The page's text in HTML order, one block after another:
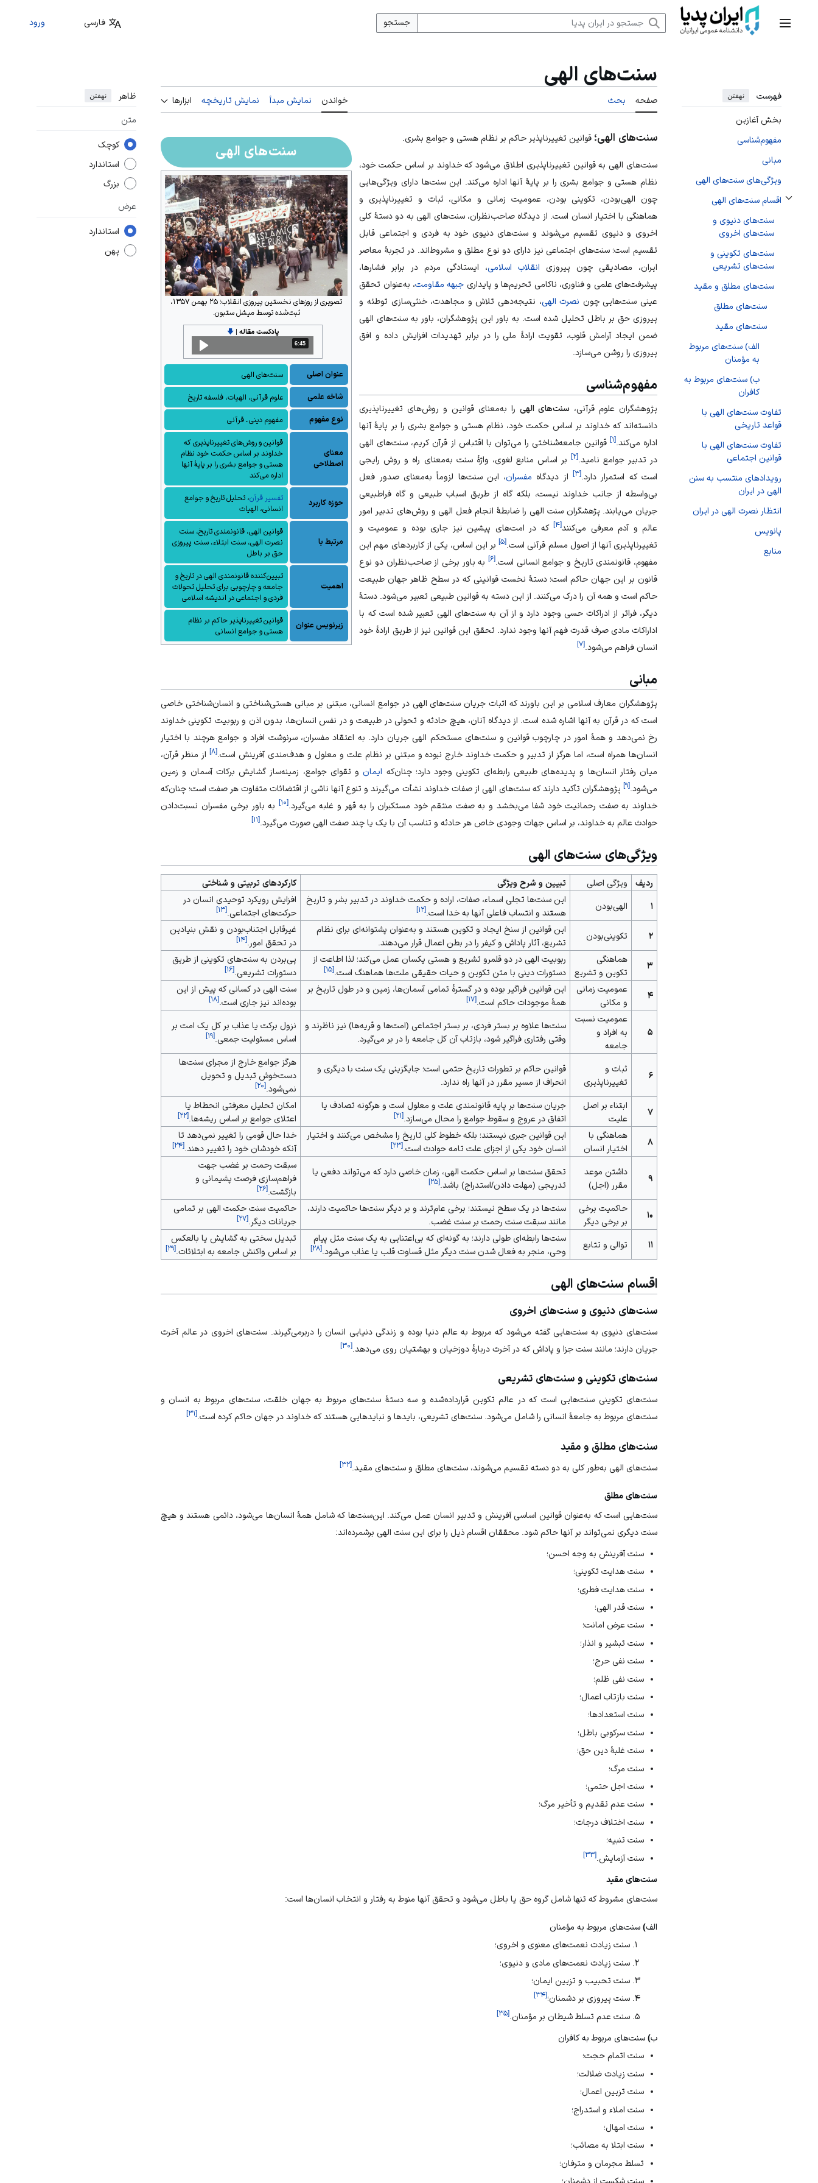
منوی اصلی
جستجو فارسی ورود
فهرست نهفتن
بخش آغازین
مفهوم‌شناسی
مبانی
ویژگی‌های سنت‌های الهی
اقسام سنت‌های الهی
تغییر وضعیت زیربخش‌های اقسام سنت‌های الهی
سنت‌های دنیوی و
سنت‌های اخروی
سنت‌های تکوینی و
سنت‌های تشریعی
سنت‌های مطلق و مقید
سنت‌های مطلق
سنت‌های مقید
الف) سنت‌های مربوط
به مؤمنان
ب) سنت‌های مربوط به
کافران
تفاوت سنت‌های الهی با
قواعد تاریخی
تفاوت سنت‌های الهی با
قوانین اجتماعی
رویدادهای منتسب به سنن
الهی در ایران
انتظار نصرت الهی در ایران
پانویس
منابع
سنت‌های الهی
صفحه بحث خواندن نمایش مبدأ نمایش تاریخچه ابزارها ظاهر نهفتن
متن
کوچک
استاندارد
بزرگ
عرض
استاندارد
پهن
سنت‌های الهی
تصویری از روزهای نخستین پیروزی انقلاب؛ ۲۵ بهمن ۱۳۵۷،
ثبت‌شده توسط میشل ستبون.
پادکست مقاله |
🡇
مدت: 6 دقیقه و 45 ثانیه
6:45
عنوان اصلی سنت‌های الهی
شاخه علمی علوم قرآنی، الهیات، فلسفه تاریخ
نوع مفهوم مفهوم دینی ـ قرآنی
معنای
اصطلاحی
قوانین و روش‌های تغییرناپذیری که
خداوند بر اساس حکمت خود نظام
هستی و جوامع بشری را بر پایهٔ آنها
اداره می‌کند
حوزه کاربرد تفسیر قرآن، تحلیل تاریخ و جوامع
انسانی، الهیات
مرتبط با
قوانین الهی، قانونمندی تاریخ، سنت
نصرت الهی، سنت ابتلاء، سنت پیروزی
حق بر باطل
اهمیت
تبیین‌کننده قانونمندی الهی در تاریخ و
جامعه و چارچوبی برای تحلیل تحولات
فردی و اجتماعی در اندیشه اسلامی
زیرنویس عنوان
قوانین تغییرناپذیر حاکم بر نظام
هستی و جوامع انسانی
سنت‌های الهی؛ قوانین تغییرناپذیر حاکم بر نظام هستی و جوامع بشری.
سنت‌های الهی به قوانین تغییرناپذیری اطلاق می‌شود که خداوند بر اساس حکمت خود،
نظام هستی و جوامع بشری را بر پایهٔ آنها اداره می‌کند. این سنت‌ها دارای ویژگی‌هایی
چون الهی‌بودن، تکوینی بودن، عمومیت زمانی و مکانی، ثبات و تغییرناپذیری و
هماهنگی با اختیار انسان است. از دیدگاه صاحب‌نظران، سنت‌های الهی به دو دستهٔ کلی
اخروی و دنیوی تقسیم می‌شوند و سنت‌های دنیوی خود به فردی و اجتماعی قابل
تقسیم است؛ سنت‌های اجتماعی نیز دارای دو نوع مطلق و مشروط‌اند. در تجربهٔ معاصر
ایران، مصادیقی چون پیروزی انقلاب اسلامی، ایستادگی مردم در برابر فشارها،
پیشرفت‌های علمی و فناوری، ناکامی تحریم‌ها و پایداری جبهه مقاومت، به‌عنوان تحقق
عینی سنت‌هایی چون نصرت الهی، نتیجه‌دهی تلاش و مجاهدت، خنثی‌سازی توطئه و
پیروزی حق بر باطل تحلیل شده است. به باور این پژوهشگران، باور به سنت‌های الهی
ضمن ایجاد آرامش قلوب، تقویت ارادهٔ ملی را در برابر تهدیدات افزایش داده و افق
پیروزی را روشن می‌سازد.
مفهوم‌شناسی
پژوهشگران علوم قرآنی، سنت‌های الهی را به‌معنای قوانین و روش‌های تغییرناپذیری
دانسته‌اند کهخداوند بر اساس حکمتخود، نظام هستی و جوامع بشری را بر پایهٔ آنها
اداره می‌کند.[۱] قوانین جامعه‌شناختی را می‌توان با اقتباس از قرآن کریم، سنت‌های الهی
در تدبیر جوامع نامید.[۲] بر اساس منابع لغوی، واژهٔسنت به‌معنای راه و روش رایجی
است که استمرار دارد.[۳]از دیدگاه مفسران، این سنت‌ها لزوماً به‌معنای صدور فعل
بی‌واسطه از جانب خداوند نیست، بلکه گاه از طریق اسباب طبیعی و گاه فراطبیعی
جریان می‌یابند. پژهشگران سنت الهی را ضابطهٔ انجام فعل الهی و روش‌های تدبیر امور
عالم و آدم معرفی می‌کنند[۴]که در امت‌های پیشین نیز جاری بوده و عمومیت و
تغییرناپذیری آنها از اصول مسلم قرآنی است.[۵]بر این اساس، یکی از کاربردهای مهم این
مفهوم، قانونمندی تاریخ و جوامع انسانی است.[۶] به باور برخی از صاحب‌نظران دو نوع
قانون بر این جهان حاکم است؛ دستهٔ نخست قوانینی که در سطح ظاهر جهان طبیعت
حاکم است و همه آن را درک می‌کنند. از این دسته بهقوانین طبیعی تعبیر می‌شود. دستهٔ
دیگر، فراتر از ادراکات حسی وجود دارد و از آن به سنت‌های الهی تعبیر شده است که با
اداراکات مادی صرف قدرت فهم آنها وجود ندارد. تحقق این قوانین نیز از طریق ارادهٔ خود
انسان فراهم می‌شود.[۷]
مبانی
پژوهشگران معارف اسلامی بر این باورند که اثبات جریان سنت‌های الهی در جوامع انسانی، مبتنی بر مبانی هستی‌شناختی و انسان‌شناختی خاصی
است که درقرآن به آنها اشاره شده است. از دیدگاه آنان، هیچ حادثه و تحولی در طبیعتو در نفس انسان‌ها، بدون اذن و ربوبیت تکوینی خداوند
رخ نمی‌دهد و همهٔ امور در چارچوب قوانین و سنت‌های مستحکم الهی جریان دارد. به اعتقاد مفسران، سرنوشت افراد و جوامع هرچند با اختیار
انسان‌ها همراه است، اما هرگز از تدبیر و حکمت خداوندخارج نبوده و مبتنی بر نظام علت و معلول وهدف‌مندی آفرینش است.[۸] از منظر قرآن،
میان رفتار انسان‌ها و پدیده‌های طبیعی رابطه‌ای تکوینی وجود دارد؛ چنان‌که ایمانو تقوای جوامع، زمینه‌ساز گشایش برکات آسمان و زمین
می‌شود.[۹] پژوهشگران تأکید دارند که سنت‌های الهی از صفات خداوند نشأت می‌گیرند و تنوع آنها ناشی از اقتضائات متفاوت هر صفت است؛ چنان‌که
خداوند به صفت رحمانیت خود شفا می‌بخشد و به صفت منتقم خود مستکبران را به قهر و غلبه می‌گیرد.[۱۰]
به باور برخی مفسران نسبت‌دادن
حوادث عالم به خداوند، بر اساس جهات وجودی خاص هر حادثه و تناسب آن با یک یا چند صفت الهی صورت می‌گیرد.[۱۱]
ویژگی‌های سنت‌های الهی
ردیف ویژگی اصلی تبیین و شرح ویژگی کارکردهای تربیتی و شناختی
۱ الهی‌بودن
این سنت‌ها تجلی اسماء، صفات، اراده و حکمت خداوند در تدبیر بشر و تاریخ
هستند و انتساب فاعلی آنها به خدااست.[۱۲]
افزایش رویکرد توحیدی انسان در
حرکت‌های اجتماعی.[۱۳]
۲ تکوینی‌بودن
این قوانین از سنخ ایجاد و تکوین هستند و به‌عنوان پشتوانه‌ای برای نظام
تشریع، آثار پاداش و کیفر را در بطن اعمال قرار می‌دهند.
غیرقابل اجتناب‌بودن و نقش بنیادین
در تحقق امور.[۱۴]
۳
هماهنگی
تکوین و تشریع
ربوبیت الهی در دو قلمرو تشریع و هستی یکسان عمل می‌کند؛ لذا اطاعت از
دستورات دینی با متن تکوین و حیات حقیقی ملت‌ها هماهنگ است.[۱۵]
پی‌بردن به سنت‌های تکوینی از طریق
دستورات تشریعی.[۱۶]
۴
عمومیت زمانی
و مکانی
این قوانین فراگیر بوده و در گسترهٔ تمامی آسمان‌ها، زمین و در طول تاریخ بر
همهٔ موجودات حاکم است.[۱۷]
سنت الهی در کسانی که پیش از این
بوده‌اند نیز جاری است.[۱۸]
۵
عمومیت نسبت
به افراد و
جامعه
سنت‌ها علاوه بر بستر فردی، بر بستر اجتماعی (امت‌ها و قریه‌ها) نیز ناظرند و
وقتی رفتاری فراگیر شود، بازتاب آن کل جامعه را در بر می‌گیرد.
نزول برکت یا عذاب بر کل یک امت بر
اساس مسئولیت جمعی.[۱۹]
۶
ثبات و
تغییرناپذیری
قوانین حاکم بر تطورات تاریخ حتمی است؛ جایگزینی یک سنت با دیگری و
انحراف از مسیر مقرر در آنها راه ندارد.
هرگز جوامع خارج از مجرای سنت‌ها
دست‌خوش تبدیل و تحویل
نمی‌شود.[۲۰]
۷
ابتناء بر اصل
علیت
جریان سنت‌ها بر پایه قانونمندی علت و معلول است و هرگونه تصادف یا
اتفاق در عروج و سقوط جوامع را محال می‌سازد.[۲۱]
امکان تحلیل معرفتی انحطاط یا
اعتلای جوامع بر اساس ریشه‌ها.[۲۲]
۸
هماهنگی با
اختیار انسان
این قوانین جبری نیستند؛ بلکه خطوط کلی تاریخ را مشخص می‌کنند و اختیار
انسان خود یکی از اجزای علت تامهحوادث است.[۲۳]
خدا حال قومی را تغییر نمی‌دهد تا
آنکه خودشان خود را تغییر دهند.[۲۴]
۹
داشتن موعد
مقرر (اجل)
تحقق سنت‌ها بر اساس حکمت الهی، زمان خاصی دارد که می‌تواند دفعی یا
تدریجی (مهلت دادن/استدراج) باشد.[۲۵]
سبقت رحمت بر غضب جهت
فراهم‌سازی فرصت پشیمانی و
بازگشت.[۲۶]
۱۰
حاکمیت برخی
بر برخی دیگر
سنت‌ها در یک سطح نیستند؛ برخی عام‌ترند و بر دیگر سنت‌ها حاکمیت دارند،
مانند سبقت سنت رحمت بر سنت غضب.
حاکمیت سنت حکمت الهی بر تمامی
جریانات دیگر.[۲۷]
۱۱ توالی و تتابع
سنت‌ها رابطه‌ای طولی دارند؛ به گونه‌ای که بی‌اعتنایی به یک سنت مثل پیام
وحی، منجر به فعال شدن سنت دیگر مثل قساوت قلب یا عذابمی‌شود.[۲۸]
تبدیل سختی به گشایش یا بالعکس
بر اساس واکنش جامعه به ابتلائات.[۲۹]
اقسام سنت‌های الهی
سنت‌های دنیوی و سنت‌های اخروی
سنت‌های دنیوی به سنت‌هایی گفته می‌شود که مربوط بهعالم دنیابوده و زندگی دنیایی انسان را دربرمی‌گیرند. سنت‌های اخروی درعالم آخرت
جریان دارند؛ مانند سنت جزا و پاداش که در آخرت دربارهٔ دوزخیان و بهشتیان روی می‌دهد. [۳۰]
سنت‌های تکوینی و سنت‌های تشریعی
سنت‌های تکوینی سنت‌هایی است که در عالم تکوین قرارداده‌شده و سه دستهٔ سنت‌های مربوط به جهان خلقت، سنت‌های مربوط به انسان و
سنت‌های مربوط به جامعهٔ انسانی را شامل می‌شود. سنت‌های تشریعی، بایدها و نبایدهایی هستند که خداوند در جهان حاکم کرده است.[۳۱]
سنت‌های مطلق و مقید
سنت‌های الهی به‌طور کلی به دو دسته تقسیم می‌شوند، سنت‌های مطلق و سنت‌های مقید. [۳۲]
سنت‌های مطلق
سنت‌هایی است که به‌عنوان قوانین اساسی آفرینش و تدبیر انسان عمل می‌کند. این‌سنت‌ها که شامل همهٔ انسان‌ها می‌شود، دائمی هستند و هیچ
سنت دیگری نمی‌تواند بر آنها حاکم شود. محققان اقسام ذیل را برای این سنت الهی برشمرده‌اند:
سنت آفرینش به وجه احسن؛
سنت هدایت تکوینی؛
سنت هدایت فطری؛
سنت قدر الهی؛
سنت عرض امانت؛
سنت تبشیر و انذار؛
سنت نفی حرج؛
سنت نفی ظلم؛
سنت بازتاب اعمال؛
سنت استعدادها؛
سنت سرکوبی باطل؛
سنت غلبهٔ دین حق؛
سنت مرگ؛
سنت اجل حتمی؛
سنت عدم تقدیم و تأخیر مرگ؛
سنت اختلاف درجات؛
سنت تنبیه؛
سنت آزمایش.[۳۳]
سنت‌های مقید
سنت‌های مشروط که تنها شامل گروه حق یا باطل می‌شود و تحقق آنها منوط به رفتار و انتخاب انسان‌ها است:
الف) سنت‌های مربوط به مؤمنان
سنت زیادت نعمت‌های معنوی و اخروی؛
سنت زیادت نعمت‌های مادی و دنیوی؛
سنت تحبیب و تزیین ایمان؛
سنت پیروزی بر دشمنان؛[۳۴]
سنت عدم تسلط شیطان بر مؤمنان. [۳۵]
ب) سنت‌های مربوط به کافران
سنت اتمام حجت؛
سنت زیادت ضلالت؛
سنت تزیین اعمال؛
سنت املاء و استدراج؛
سنت امهال؛
سنت ابتلا به مصائب؛
تسلط مجرمان و مترفان؛
سنت شکست از دشمنان؛